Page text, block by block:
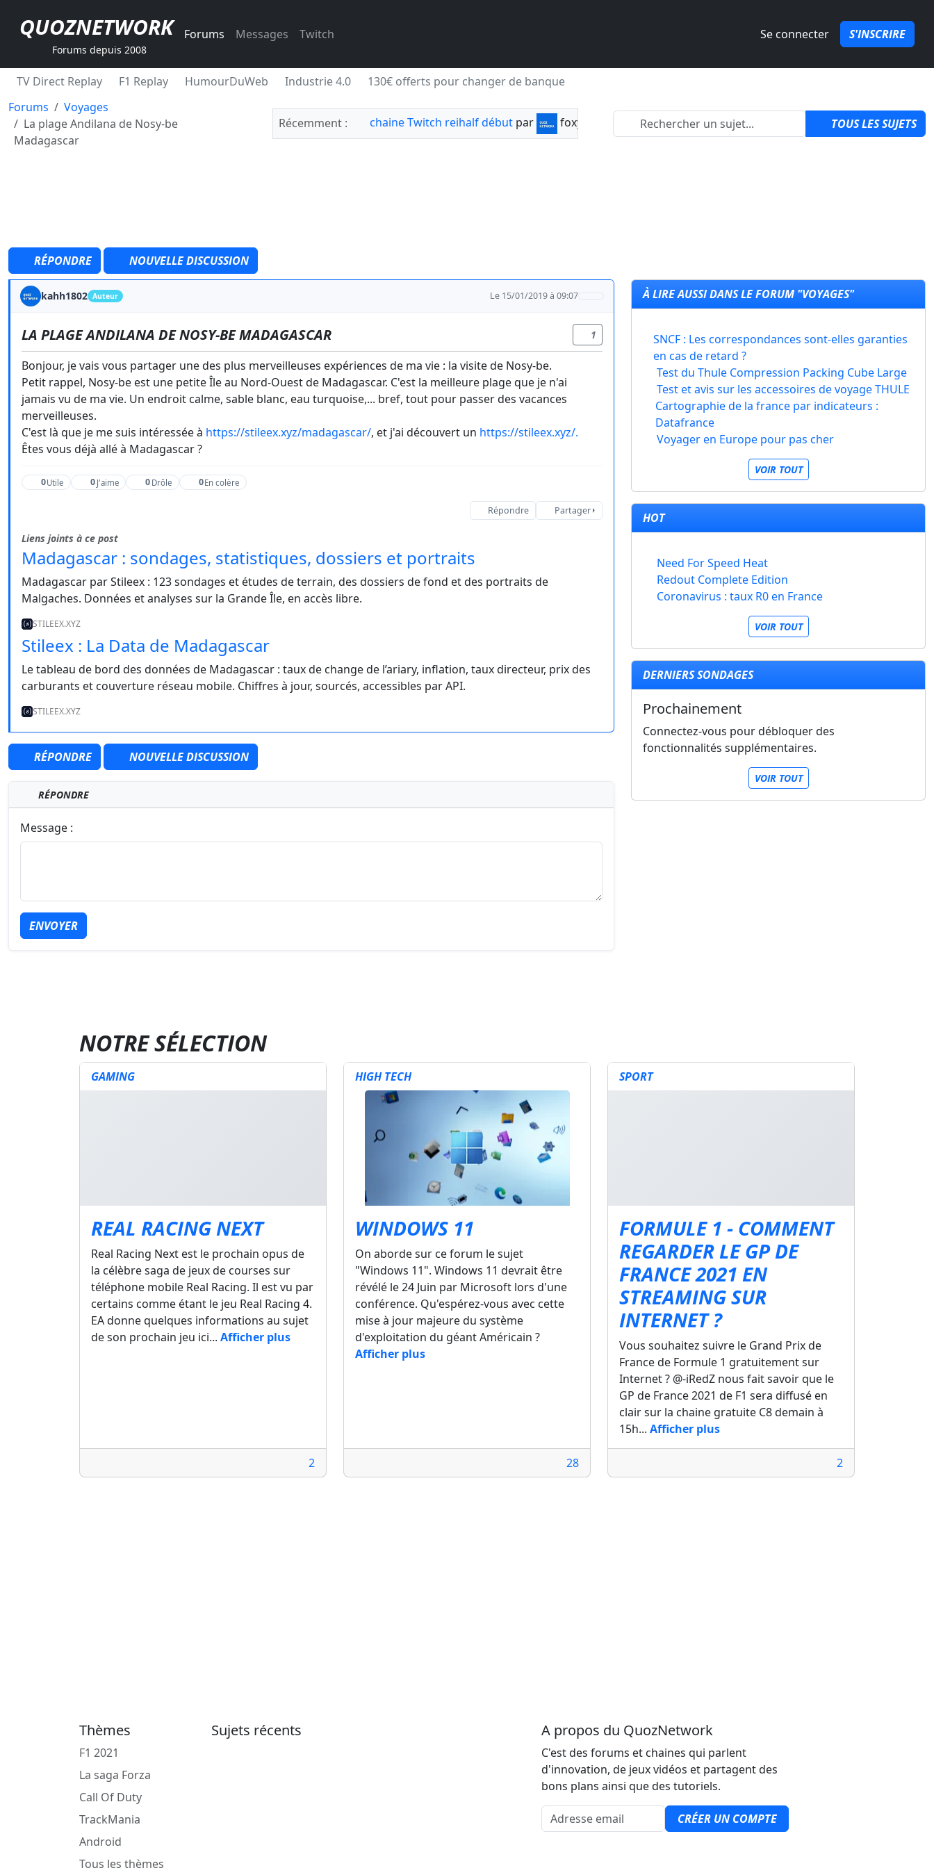
QUOZNETWORK
Forums depuis 2008
Forums Messages Twitch Se connecter S'INSCRIRE
TV Direct Replay F1 Replay HumourDuWeb Industrie 4.0
130€ offerts pour changer de banque
Forums
Voyages
La plage Andilana de Nosy-be
Madagascar
Récemment : chaine Twitch reihalf début par foxylabnyy 2 TOUS LES SUJETS
RÉPONDRE NOUVELLE DISCUSSION
kahh1802 Auteur Le 15/01/2019 à 09:07
LA PLAGE ANDILANA DE NOSY-BE MADAGASCAR 1
Bonjour, je vais vous partager une des plus merveilleuses expériences de ma vie : la visite de Nosy-be.
Petit rappel, Nosy-be est une petite Île au Nord-Ouest de Madagascar. C'est la meilleure plage que je n'ai
jamais vu de ma vie. Un endroit calme, sable blanc, eau turquoise,... bref, tout pour passer des vacances
merveilleuses.
C'est là que je me suis intéressée à https://stileex.xyz/madagascar/, et j'ai découvert un https://stileex.xyz/.
Êtes vous déjà allé à Madagascar ?
0Utile 0 J'aime 0 Drôle 0En colère
Répondre Partager
Liens joints à ce post
Madagascar : sondages, statistiques, dossiers et portraits
Madagascar par Stileex : 123 sondages et études de terrain, des dossiers de fond et des portraits de
Malgaches. Données et analyses sur la Grande Île, en accès libre.
STILEEX.XYZ
Stileex : La Data de Madagascar
Le tableau de bord des données de Madagascar : taux de change de l’ariary, inflation, taux directeur, prix des
carburants et couverture réseau mobile. Chiffres à jour, sourcés, accessibles par API.
STILEEX.XYZ
RÉPONDRE NOUVELLE DISCUSSION
RÉPONDRE
Message :
ENVOYER
À LIRE AUSSI DANS LE FORUM "VOYAGES"
SNCF : Les correspondances sont-elles garanties
en cas de retard ?
Test du Thule Compression Packing Cube Large
Test et avis sur les accessoires de voyage THULE
Cartographie de la france par indicateurs :
Datafrance
Voyager en Europe pour pas cher
VOIR TOUT
HOT
Need For Speed Heat
Redout Complete Edition
Coronavirus : taux R0 en France
VOIR TOUT
DERNIERS SONDAGES
Prochainement
Connectez-vous pour débloquer des
fonctionnalités supplémentaires.
VOIR TOUT
NOTRE SÉLECTION
GAMING
REAL RACING NEXT
Real Racing Next est le prochain opus de
la célèbre saga de jeux de courses sur
téléphone mobile Real Racing. Il est vu par
certains comme étant le jeu Real Racing 4.
EA donne quelques informations au sujet
de son prochain jeu ici... Afficher plus
2
HIGH TECH
WINDOWS 11
On aborde sur ce forum le sujet
"Windows 11". Windows 11 devrait être
révélé le 24 Juin par Microsoft lors d'une
conférence. Qu'espérez-vous avec cette
mise à jour majeure du système
d'exploitation du géant Américain ?
Afficher plus
28
SPORT
FORMULE 1 - COMMENT
REGARDER LE GP DE
FRANCE 2021 EN
STREAMING SUR
INTERNET ?
Vous souhaitez suivre le Grand Prix de
France de Formule 1 gratuitement sur
Internet ? @-iRedZ nous fait savoir que le
GP de France 2021 de F1 sera diffusé en
clair sur la chaine gratuite C8 demain à
15h... Afficher plus
2
Thèmes
F1 2021
La saga Forza
Call Of Duty
TrackMania
Android
Tous les thèmes
Sujets récents A propos du QuozNetwork
C'est des forums et chaines qui parlent
d'innovation, de jeux vidéos et partagent des
bons plans ainsi que des tutoriels.
Adresse email
CRÉER UN COMPTE